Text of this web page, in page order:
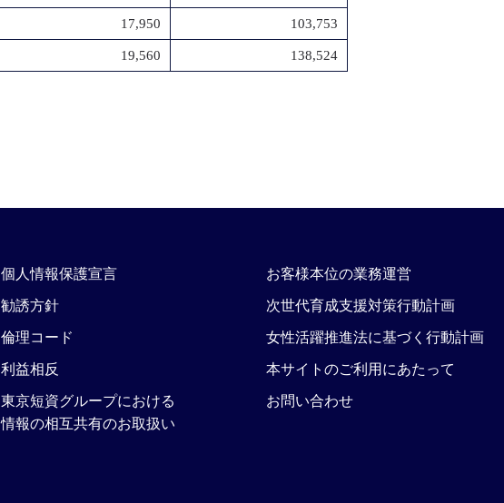
17,950 103,753
19,560 138,524
個人情報保護宣言
勧誘方針
倫理コード
利益相反
東京短資グループにおける
情報の相互共有のお取扱い
お客様本位の業務運営
次世代育成支援対策行動計画
女性活躍推進法に基づく行動計画
本サイトのご利用にあたって
お問い合わせ